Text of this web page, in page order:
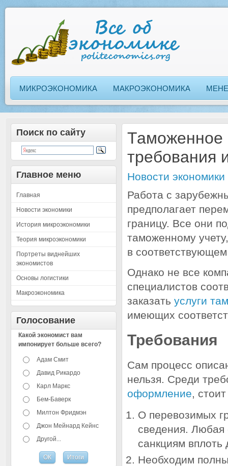
МИКРОЭКОНОМИКА МАКРОЭКОНОМИКА
Поиск по сайту
Главное меню
Главная
Новости экономики
История микроэкономики
Теория микроэкономики
Портреты виднейших
экономистов
Основы логистики
Макроэкономика
Голосование
Какой экономист вам
импонирует больше всего?
Адам Смит
Давид Рикардо
Карл Маркс
Бем-Баверк
Милтон Фридмэн
Джон Мейнард Кейнс
Другой...
требования
Новости экономики
Работа с
предполагает
границу. Все они
таможенному
в
Однако не все
специалистов
заказатьуслуги
имеющих
Требования
Сам процесс
нельзя. Среди
оформление,
О перевозимых
сведения.
санкциям
Необходим